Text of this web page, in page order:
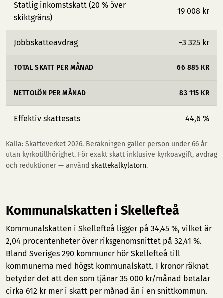
Statlig inkomstskatt (20 % över
skiktgräns)
19 008 kr
Jobbskatteavdrag −3 325 kr
TOTAL SKATT PER MÅNAD 66 885 KR
NETTOLÖN PER MÅNAD 83 115 KR
Effektiv skattesats 44,6 %
Källa: Skatteverket 2026. Beräkningen gäller person under 66 år
utan kyrkotillhörighet. För exakt skatt inklusive kyrkoavgift, avdrag
och reduktioner — använd skattekalkylatorn.
Kommunalskatten i Skellefteå
Kommunalskatten i Skellefteå ligger på 34,45 %, vilket är
2,04 procentenheter över riksgenomsnittet på 32,41 %.
Bland Sveriges 290 kommuner hör Skellefteå till
kommunerna med högst kommunalskatt. I kronor räknat
betyder det att den som tjänar 35 000 kr/månad betalar
cirka 612 kr mer i skatt per månad än i en snittkommun.